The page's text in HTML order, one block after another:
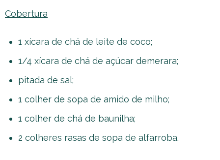
Cobertura
1 xícara de chá de leite de coco;
1/4 xícara de chá de açúcar demerara;
pitada de sal;
1 colher de sopa de amido de milho;
1 colher de chá de baunilha;
2 colheres rasas de sopa de alfarroba.